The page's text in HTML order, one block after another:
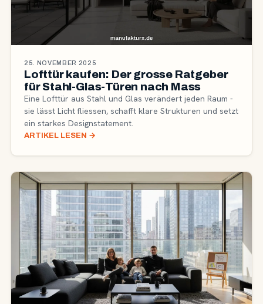
25. NOVEMBER 2025
Lofttür kaufen: Der grosse Ratgeber
für Stahl-Glas-Türen nach Mass
Eine Lofttür aus Stahl und Glas verändert jeden Raum -
sie lässt Licht fliessen, schafft klare Strukturen und setzt
ein starkes Designstatement.
ARTIKEL LESEN →